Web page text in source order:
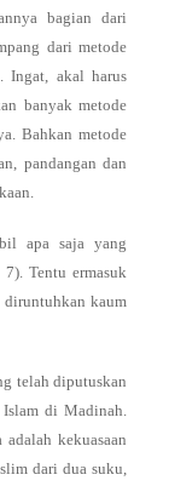
bagian dari
dari metode
Ingat, akal harus
banyak metode
Bahkan metode
pandangan dan
apa saja yang
Tentu ermasuk
kaum
telah diputuskan
di Madinah.
kekuasaan
dari dua suku,